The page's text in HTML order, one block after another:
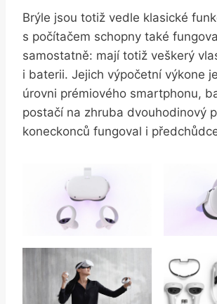
Brýle jsou totiž vedle klasické
s počítačem schopny také
samostatně: mají totiž veškerý
i baterii. Jejich výpočetní výkone
úrovni prémiového smartphonu,
postačí na zhruba dvouhodinový
koneckonců fungoval i